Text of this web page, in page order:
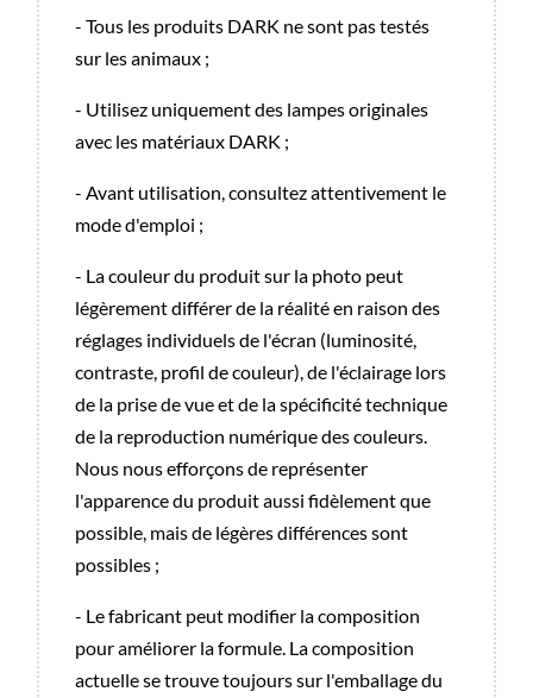
- Tous les produits DARK ne sont pas testés
sur les animaux ;
- Utilisez uniquement des lampes originales
avec les matériaux DARK ;
- Avant utilisation, consultez attentivement le
mode d'emploi ;
- La couleur du produit sur la photo peut
légèrement différer de la réalité en raison des
réglages individuels de l'écran (luminosité,
contraste, profil de couleur), de l'éclairage lors
de la prise de vue et de la spécificité technique
de la reproduction numérique des couleurs.
Nous nous efforçons de représenter
l'apparence du produit aussi fidèlement que
possible, mais de légères différences sont
possibles ;
- Le fabricant peut modifier la composition
pour améliorer la formule. La composition
actuelle se trouve toujours sur l'emballage du